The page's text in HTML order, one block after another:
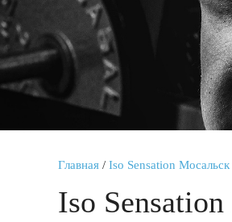
Главная / Iso Sensation Мосальск
Iso